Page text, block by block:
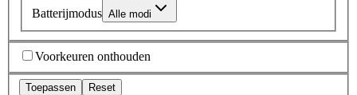
Batterijmodus Alle modi
Voorkeuren onthouden
Toepassen Reset